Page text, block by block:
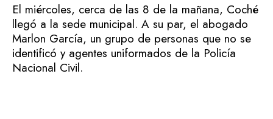
El miércoles, cerca de las 8 de la mañana, Coché
llegó a la sede municipal. A su par, el abogado
Marlon García, un grupo de personas que no se
identificó y agentes uniformados de la Policía
Nacional Civil.